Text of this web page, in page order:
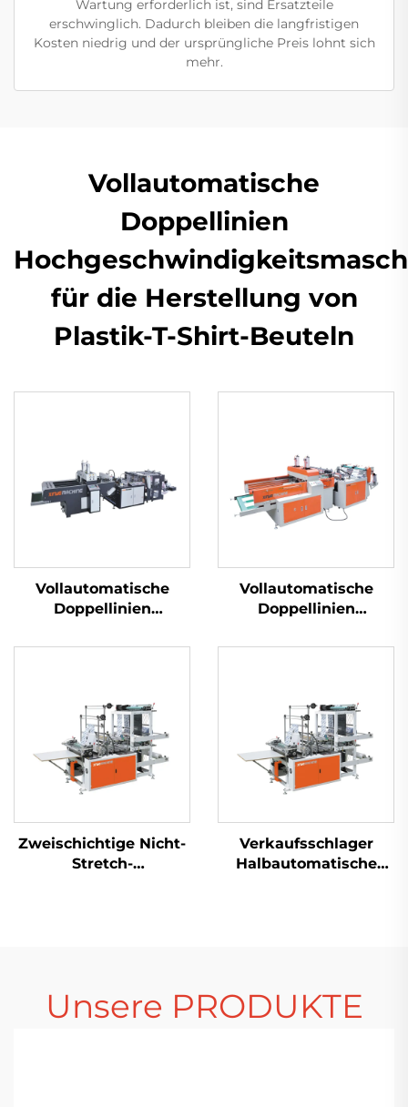
Wartung erforderlich ist, sind Ersatzteile
erschwinglich. Dadurch bleiben die langfristigen
Kosten niedrig und der ursprüngliche Preis lohnt sich
mehr.
Vollautomatische
Doppellinien
für die Herstellung von
Plastik-T-Shirt-Beuteln
Vollautomatische
Doppellinien
für die Herstellung
Vollautomatische
Doppellinien
für die Herstellung
Zweischichtige Nicht-
Stretch-
Verkaufsschlager
Halbautomatische
Unsere PRODUKTE